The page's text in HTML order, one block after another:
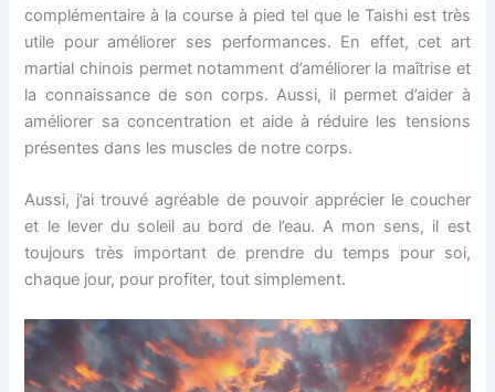
complémentaire à la course à pied tel que le Taishi est très
utile pour améliorer ses performances. En effet, cet art
martial chinois permet notamment d’améliorer la maîtrise et
la connaissance de son corps. Aussi, il permet d’aider à
améliorer sa concentration et aide à réduire les tensions
présentes dans les muscles de notre corps.
Aussi, j’ai trouvé agréable de pouvoir apprécier le coucher
et le lever du soleil au bord de l’eau. A mon sens, il est
toujours très important de prendre du temps pour soi,
chaque jour, pour profiter, tout simplement.